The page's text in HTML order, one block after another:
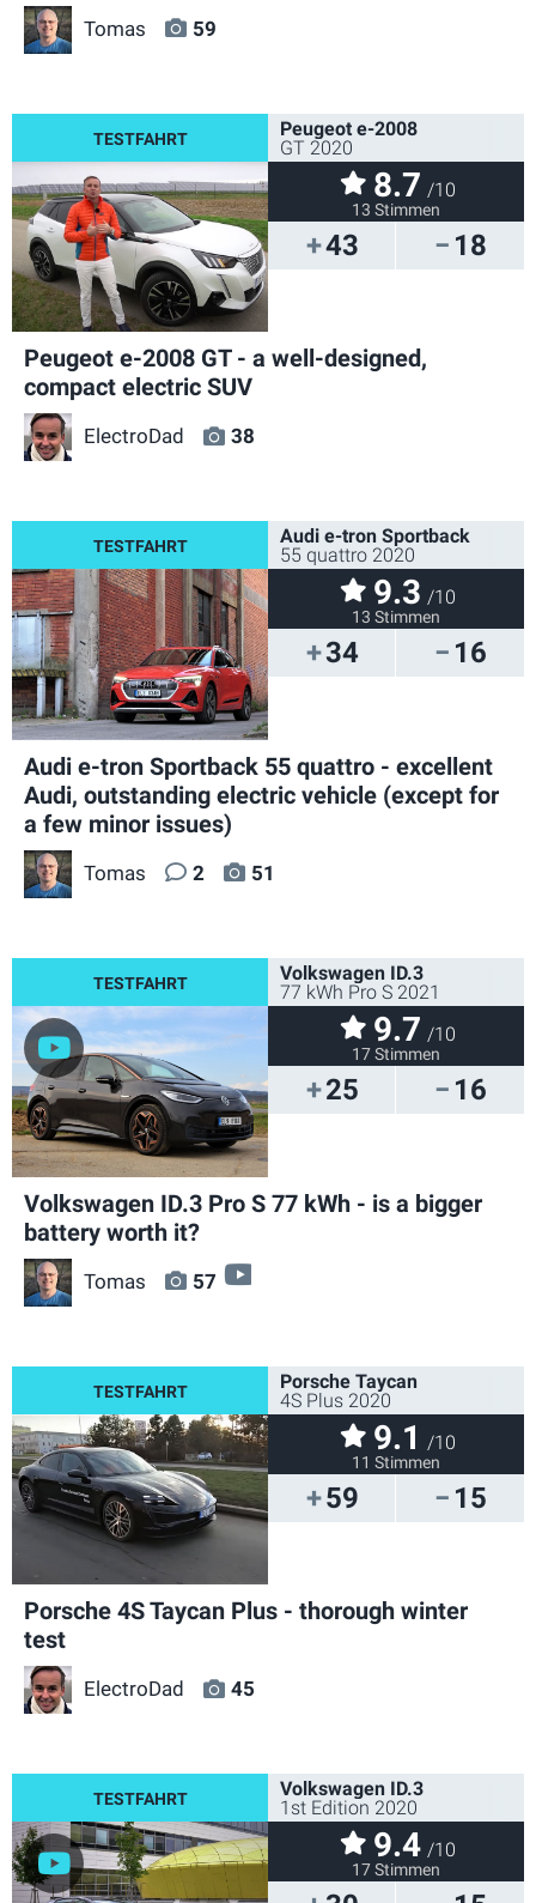
Tomas 59
43 18
Peugeot e-2008
GT 2020
8.7 /10
13 Stimmen
Peugeot e-2008 GT - a well-designed,
compact electric SUV
ElectroDad 38
34 16
Audi e-tron Sportback
55 quattro 2020
9.3 /10
13 Stimmen
Audi e-tron Sportback 55 quattro - excellent
Audi, outstanding electric vehicle (except for
a few minor issues)
Tomas 2 51
25 16
Volkswagen ID.3
77 kWh Pro S 2021
9.7 /10
17 Stimmen
Volkswagen ID.3 Pro S 77 kWh - is a bigger
battery worth it?
Tomas 57
59 15
Porsche Taycan
4S Plus 2020
9.1 /10
11 Stimmen
Porsche 4S Taycan Plus - thorough winter
test
ElectroDad 45
Volkswagen ID.3
1st Edition 2020
9.4 /10
17 Stimmen